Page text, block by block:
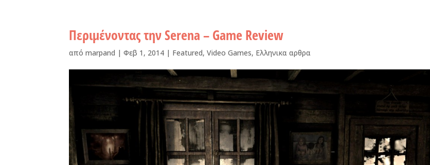
Περιμένοντας την Serena – Game Review
απόmarpand |Φεβ 1, 2014 | Featured,Video Games, Ελληνικα αρθρα